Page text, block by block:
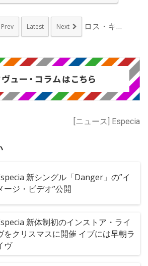
Prev Latest Next ロス・キャンペシーノ...
[ニュース] Especia
新シングル「Danger」の”イ
ージ・ビデオ”公開
新体制初のインストア・ライ
をクリスマスに開催 イブには早朝ラ
ヴ